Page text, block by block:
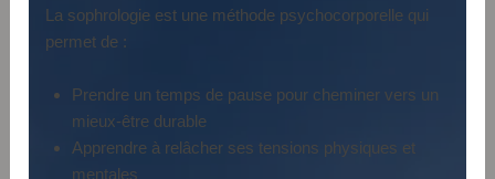
La sophrologie est une méthode psychocorporelle qui
permet de :
Prendre un temps de pause pour cheminer vers un
mieux-être durable
Apprendre à relâcher ses tensions physiques et
mentales